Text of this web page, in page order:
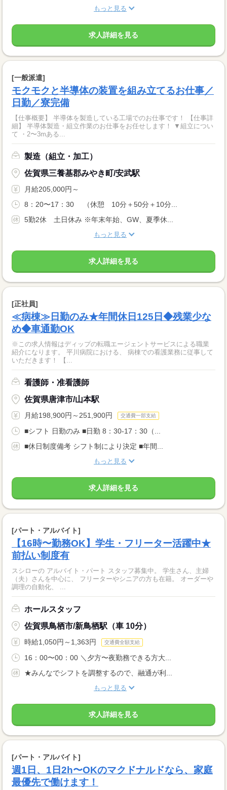
もっと見る
求人詳細を見る
[一般派遣]
モクモクと半導体の装置を組み立てるお仕事／
日勤／寮完備
【仕事概要】 半導体を製造している工場でのお仕事です！ 【仕事詳
細】 半導体製造・組立作業のお仕事をお任せします！ ▼組立につい
て ・2〜3mある...
製造（組立・加工）
佐賀県三養基郡みやき町/安武駅
月給205,000円～
8：20〜17：30 （休憩 10分＋50分＋10分...
5勤2休 土日休み ※年末年始、GW、夏季休...
もっと見る
求人詳細を見る
[正社員]
≪病棟≫日勤のみ★年間休日125日◆残業少な
め◆車通勤OK
※この求人情報はディップの転職エージェントサービスによる職業
紹介になります。 平川病院における、 病棟での看護業務に従事して
いただきます！ 【...
看護師・准看護師
佐賀県唐津市/山本駅
月給198,900円～251,900円 交通費一部支給
■シフト 日勤のみ ■日勤 8：30-17：30（...
■休日制度備考 シフト制により決定 ■年間...
もっと見る
求人詳細を見る
[パート・アルバイト]
【16時〜勤務OK】学生・フリーター活躍中★
前払い制度有
スシローの アルバイト・パート スタッフ募集中。 学生さん、主婦
（夫）さんを中心に、 フリーターやシニアの方も在籍。 オーダーや
調理の自動化、 ...
ホールスタッフ
佐賀県鳥栖市/新鳥栖駅（車 10分）
時給1,050円～1,363円 交通費全額支給
16：00〜00：00 ＼夕方〜夜勤務できる方大...
★みんなでシフトを調整するので、融通が利...
もっと見る
求人詳細を見る
[パート・アルバイト]
週1日、1日2h〜OKのマクドナルドなら、家庭
最優先で働けます！